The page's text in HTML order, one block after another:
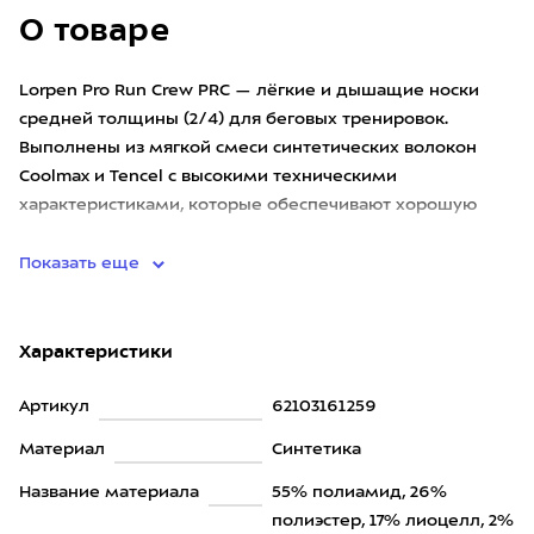
О товаре
Lorpen Pro Run Crew PRC — лёгкие и дышащие носки
средней толщины (2/4) для беговых тренировок.
Выполнены из мягкой смеси синтетических волокон
Coolmax и Tencel с высокими техническими
характеристиками, которые обеспечивают хорошую
Показать еще
Характеристики
Артикул 62103161259
Материал Синтетика
Название материала
55% полиамид, 26%
полиэстер, 17% лиоцелл, 2%